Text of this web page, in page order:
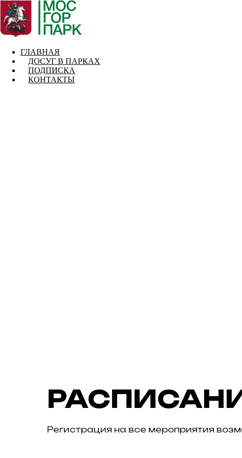
ГЛАВНАЯ
ДОСУГ В ПАРКАХ
ПОДПИСКА
КОНТАКТЫ
Регистрация на все мероприятия